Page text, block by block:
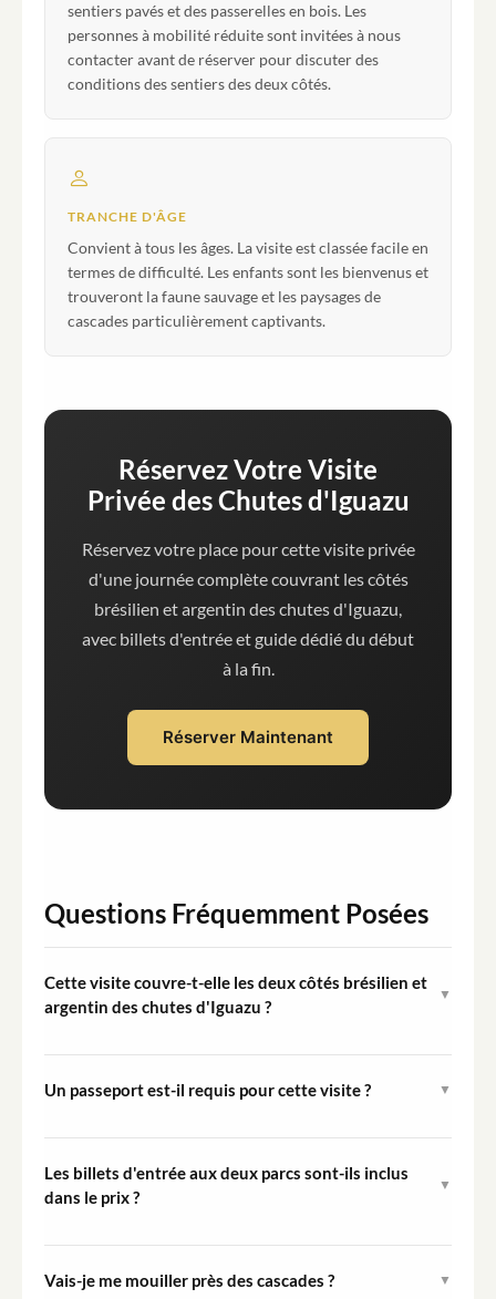
sentiers pavés et des passerelles en bois. Les
personnes à mobilité réduite sont invitées à nous
contacter avant de réserver pour discuter des
conditions des sentiers des deux côtés.
TRANCHE D'ÂGE
Convient à tous les âges. La visite est classée facile en
termes de difficulté. Les enfants sont les bienvenus et
trouveront la faune sauvage et les paysages de
cascades particulièrement captivants.
Réservez Votre Visite
Privée des Chutes d'Iguazu
Réservez votre place pour cette visite privée
d'une journée complète couvrant les côtés
brésilien et argentin des chutes d'Iguazu,
avec billets d'entrée et guide dédié du début
à la fin.
Réserver Maintenant
Questions Fréquemment Posées
Cette visite couvre-t-elle les deux côtés brésilien et
argentin des chutes d'Iguazu ?
▼
National d'Iguazu au cours de la même visite privée
d'une journée complète.
Un passeport est-il requis pour cette visite ? ▼
passeport valide est requis pour tous les participants.
l'entrée dans les deux pays.
Les billets d'entrée aux deux parcs sont-ils inclus
dans le prix ?
▼
inclus dans la visite.
Vais-je me mouiller près des cascades ? ▼